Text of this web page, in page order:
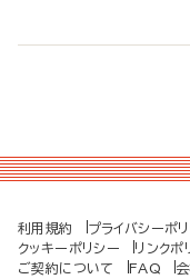
利用規約 プライバシーポ
クッキーポリシー
リンクポ
ご契約について
FAQ